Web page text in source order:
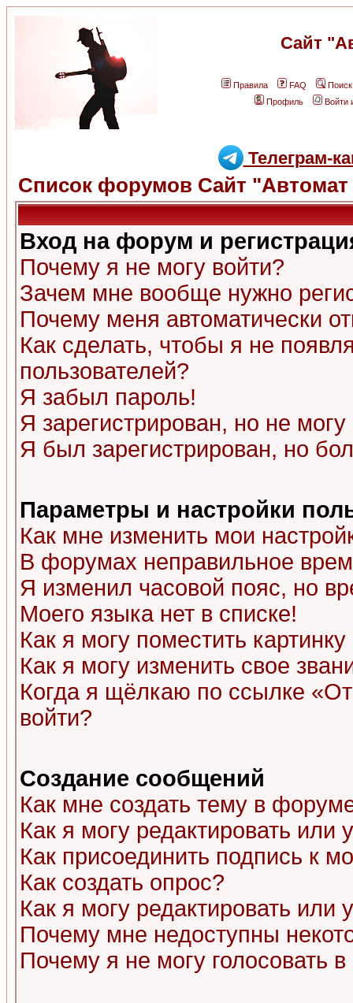
Сайт
Правила FAQ
Поиск
Профиль
Войти
Телеграм-
Список форумов Сайт "Автомат
Вход на форум и
Почему я не могу войти?
Зачем мне вообще нужно
Почему меня автоматически
Как сделать, чтобы я не
пользователей?
Я забыл пароль!
Я зарегистрирован, но не могу
Я был зарегистрирован, но
Параметры и настройки
Как мне изменить мои
В форумах неправильное
Я изменил часовой пояс, но
Моего языка нет в списке!
Как я могу поместить
Как я могу изменить свое
Когда я щёлкаю по ссылке
войти?
Создание сообщений
Как мне создать тему в
Как я могу редактировать или
Как присоединить подпись к
Как создать опрос?
Как я могу редактировать или
Почему мне недоступны
Почему я не могу голосовать